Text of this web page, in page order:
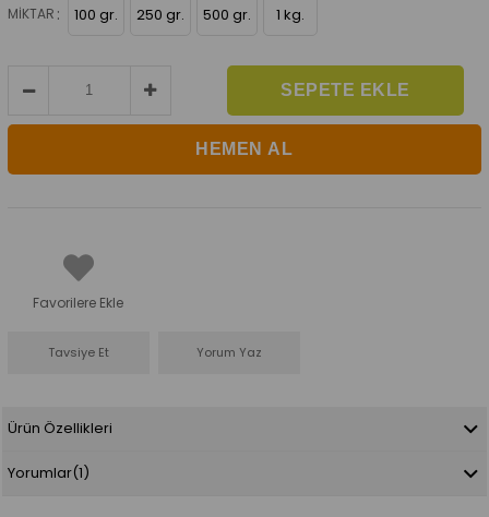
MIKTAR : 100 gr. 250 gr. 500 gr. 1 kg.
Favorilere Ekle
Tavsiye Et Yorum Yaz
Ürün Özellikleri
Yorumlar(1)